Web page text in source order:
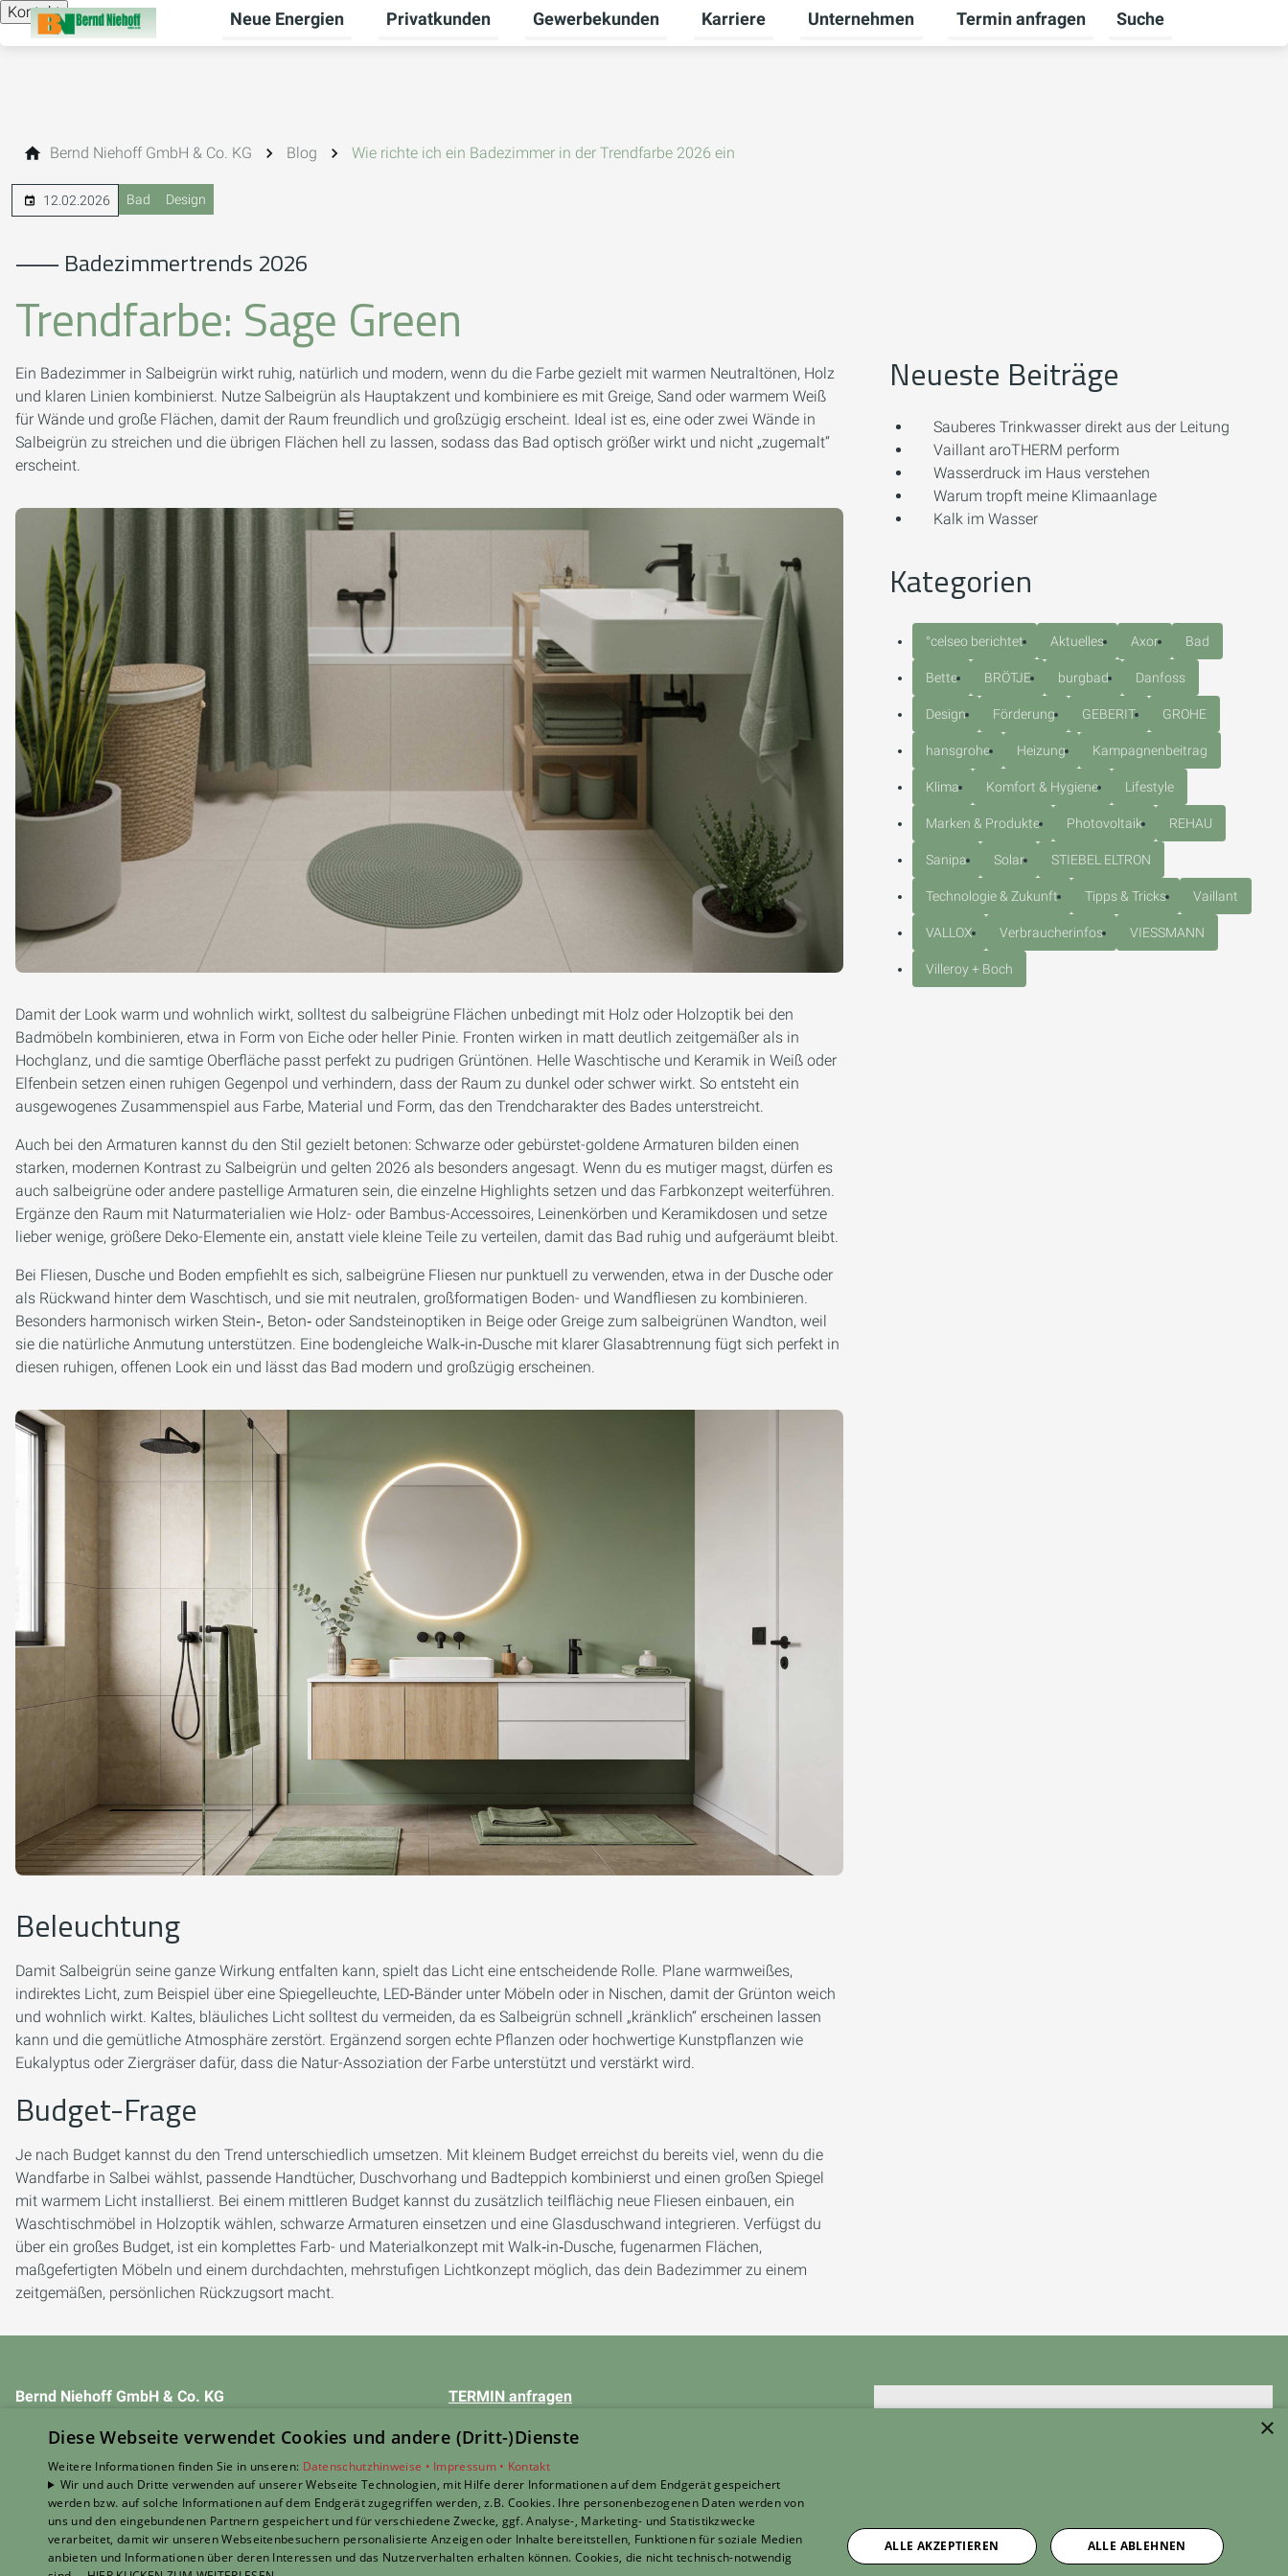
Kontakt Neue Energien
Untermenü für Neue Energien umschalten
Privatkunden
Untermenü für Privatkunden umschalten
Gewerbekunden
Untermenü für Gewerbekunden umschalten
Karriere
Untermenü für Karriere umschalten
Unternehmen
Untermenü für Unternehmen umschalten
Termin anfragen Suche
Bernd Niehoff GmbH & Co. KG Blog Wie richte ich ein Badezimmer in der Trendfarbe 2026 ein
12.02.2026 Bad Design
⸺ Badezimmertrends 2026
Trendfarbe: Sage Green
Ein Badezimmer in Salbeigrün wirkt ruhig, natürlich und modern, wenn du die Farbe gezielt mit warmen Neutraltönen, Holz
und klaren Linien kombinierst. Nutze Salbeigrün als Hauptakzent und kombiniere es mit Greige, Sand oder warmem Weiß
für Wände und große Flächen, damit der Raum freundlich und großzügig erscheint. Ideal ist es, eine oder zwei Wände in
Salbeigrün zu streichen und die übrigen Flächen hell zu lassen, sodass das Bad optisch größer wirkt und nicht „zugemalt“
erscheint.
Damit der Look warm und wohnlich wirkt, solltest du salbeigrüne Flächen unbedingt mit Holz oder Holzoptik bei den
Badmöbeln kombinieren, etwa in Form von Eiche oder heller Pinie. Fronten wirken in matt deutlich zeitgemäßer als in
Hochglanz, und die samtige Oberfläche passt perfekt zu pudrigen Grüntönen. Helle Waschtische und Keramik in Weiß oder
Elfenbein setzen einen ruhigen Gegenpol und verhindern, dass der Raum zu dunkel oder schwer wirkt. So entsteht ein
ausgewogenes Zusammenspiel aus Farbe, Material und Form, das den Trendcharakter des Bades unterstreicht.
Auch bei den Armaturen kannst du den Stil gezielt betonen: Schwarze oder gebürstet-goldene Armaturen bilden einen
starken, modernen Kontrast zu Salbeigrün und gelten 2026 als besonders angesagt. Wenn du es mutiger magst, dürfen es
auch salbeigrüne oder andere pastellige Armaturen sein, die einzelne Highlights setzen und das Farbkonzept weiterführen.
Ergänze den Raum mit Naturmaterialien wie Holz- oder Bambus-Accessoires, Leinenkörben und Keramikdosen und setze
lieber wenige, größere Deko-Elemente ein, anstatt viele kleine Teile zu verteilen, damit das Bad ruhig und aufgeräumt bleibt.
Bei Fliesen, Dusche und Boden empfiehlt es sich, salbeigrüne Fliesen nur punktuell zu verwenden, etwa in der Dusche oder
als Rückwand hinter dem Waschtisch, und sie mit neutralen, großformatigen Boden- und Wandfliesen zu kombinieren.
Besonders harmonisch wirken Stein‑, Beton‑ oder Sandsteinoptiken in Beige oder Greige zum salbeigrünen Wandton, weil
sie die natürliche Anmutung unterstützen. Eine bodengleiche Walk‑in‑Dusche mit klarer Glasabtrennung fügt sich perfekt in
diesen ruhigen, offenen Look ein und lässt das Bad modern und großzügig erscheinen.
Beleuchtung
Damit Salbeigrün seine ganze Wirkung entfalten kann, spielt das Licht eine entscheidende Rolle. Plane warmweißes,
indirektes Licht, zum Beispiel über eine Spiegelleuchte, LED‑Bänder unter Möbeln oder in Nischen, damit der Grünton weich
und wohnlich wirkt. Kaltes, bläuliches Licht solltest du vermeiden, da es Salbeigrün schnell „kränklich“ erscheinen lassen
kann und die gemütliche Atmosphäre zerstört. Ergänzend sorgen echte Pflanzen oder hochwertige Kunstpflanzen wie
Eukalyptus oder Ziergräser dafür, dass die Natur-Assoziation der Farbe unterstützt und verstärkt wird.
Budget-Frage
Je nach Budget kannst du den Trend unterschiedlich umsetzen. Mit kleinem Budget erreichst du bereits viel, wenn du die
Wandfarbe in Salbei wählst, passende Handtücher, Duschvorhang und Badteppich kombinierst und einen großen Spiegel
mit warmem Licht installierst. Bei einem mittleren Budget kannst du zusätzlich teilflächig neue Fliesen einbauen, ein
Waschtischmöbel in Holzoptik wählen, schwarze Armaturen einsetzen und eine Glasduschwand integrieren. Verfügst du
über ein großes Budget, ist ein komplettes Farb- und Materialkonzept mit Walk‑in‑Dusche, fugenarmen Flächen,
maßgefertigten Möbeln und einem durchdachten, mehrstufigen Lichtkonzept möglich, das dein Badezimmer zu einem
zeitgemäßen, persönlichen Rückzugsort macht.
Neueste Beiträge
Sauberes Trinkwasser direkt aus der Leitung
Vaillant aroTHERM perform
Wasserdruck im Haus verstehen
Warum tropft meine Klimaanlage
Kalk im Wasser
Kategorien
°celseo berichtet Aktuelles Axor Bad
Bette BRÖTJE burgbad Danfoss
Design Förderung GEBERIT GROHE
hansgrohe Heizung Kampagnenbeitrag
Klima Komfort & Hygiene Lifestyle
Marken & Produkte Photovoltaik REHAU
Sanipa Solar STIEBEL ELTRON
Technologie & Zukunft Tipps & Tricks Vaillant
VALLOX Verbraucherinfos VIESSMANN
Villeroy + Boch
Bernd Niehoff GmbH & Co. KG
49757 Werlte
E-Mail: info@niehoff-heizung.de
Telefon: 05951 654
Impressum
Barrierefreiheitserklärung
TERMIN anfragen
Unsere Bereiche
Gewerbekunden
Karriere
Unternehmen
Kontakt
Cookie-Einstellungen öffnen
×
Diese Webseite verwendet Cookies und andere (Dritt-)Dienste
Weitere Informationen finden Sie in unseren: Datenschutzhinweise • Impressum • Kontakt
Wir und auch Dritte verwenden auf unserer Webseite Technologien, mit Hilfe derer Informationen auf dem Endgerät gespeichert
werden bzw. auf solche Informationen auf dem Endgerät zugegriffen werden, z.B. Cookies. Ihre personenbezogenen Daten werden von
uns und den eingebundenen Partnern gespeichert und für verschiedene Zwecke, ggf. Analyse-, Marketing- und Statistikzwecke
verarbeitet, damit wir unseren Webseitenbesuchern personalisierte Anzeigen oder Inhalte bereitstellen, Funktionen für soziale Medien
anbieten und Informationen über deren Interessen und das Nutzerverhalten erhalten können. Cookies, die nicht technisch-notwendig
ALLE AKZEPTIEREN ALLE ABLEHNEN